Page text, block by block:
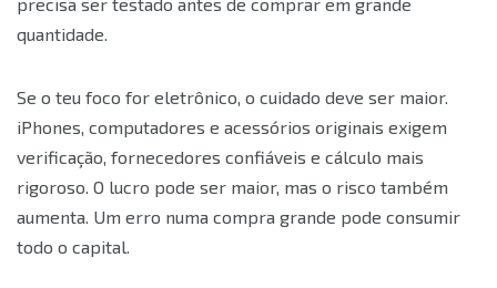
quantidade.
Se o teu foco for eletrônico, o cuidado deve ser maior.
iPhones, computadores e acessórios originais exigem
verificação, fornecedores confiáveis e cálculo mais
rigoroso. O lucro pode ser maior, mas o risco também
aumenta. Um erro numa compra grande pode consumir
todo o capital.